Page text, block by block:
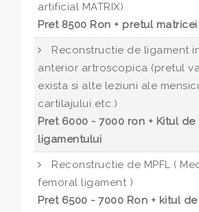
artificial MATRIX)
Pret 8500 Ron + pretul matricei
Reconstructie de ligament
anterior artroscopica (pretul
exista si alte leziuni ale
cartilajului etc.)
Pret 6000 - 7000 ron + Kitul de
ligamentului
Reconstructie de MPFL (
femoral ligament )
Pret 6500 - 7000 Ron + kitul